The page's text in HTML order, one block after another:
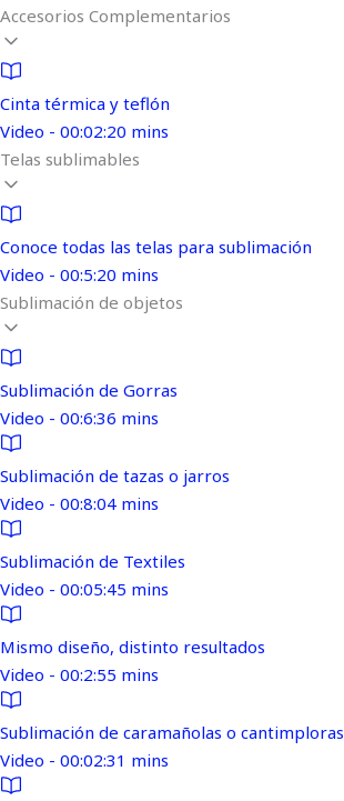
Accesorios Complementarios
Cinta térmica y teflón
Video - 00:02:20 mins
Telas sublimables
Conoce todas las telas para sublimación
Video - 00:5:20 mins
Sublimación de objetos
Sublimación de Gorras
Video - 00:6:36 mins
Sublimación de tazas o jarros
Video - 00:8:04 mins
Sublimación de Textiles
Video - 00:05:45 mins
Mismo diseño, distinto resultados
Video - 00:2:55 mins
Sublimación de caramañolas o cantimploras
Video - 00:02:31 mins